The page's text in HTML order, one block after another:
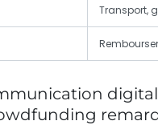
Transport,